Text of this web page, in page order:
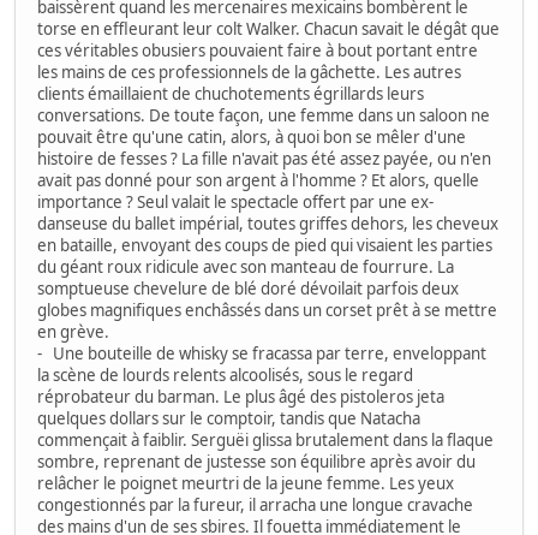
baissèrent quand les mercenaires mexicains bombèrent le
torse en effleurant leur colt Walker. Chacun savait le dégât que
ces véritables obusiers pouvaient faire à bout portant entre
les mains de ces professionnels de la gâchette. Les autres
clients émaillaient de chuchotements égrillards leurs
conversations. De toute façon, une femme dans un saloon ne
pouvait être qu'une catin, alors, à quoi bon se mêler d'une
histoire de fesses ? La fille n'avait pas été assez payée, ou n'en
avait pas donné pour son argent à l'homme ? Et alors, quelle
importance ? Seul valait le spectacle offert par une ex-
danseuse du ballet impérial, toutes griffes dehors, les cheveux
en bataille, envoyant des coups de pied qui visaient les parties
du géant roux ridicule avec son manteau de fourrure. La
somptueuse chevelure de blé doré dévoilait parfois deux
globes magnifiques enchâssés dans un corset prêt à se mettre
en grève.
- Une bouteille de whisky se fracassa par terre, enveloppant
la scène de lourds relents alcoolisés, sous le regard
réprobateur du barman. Le plus âgé des pistoleros jeta
quelques dollars sur le comptoir, tandis que Natacha
commençait à faiblir. Serguëi glissa brutalement dans la flaque
sombre, reprenant de justesse son équilibre après avoir du
relâcher le poignet meurtri de la jeune femme. Les yeux
congestionnés par la fureur, il arracha une longue cravache
des mains d'un de ses sbires. Il fouetta immédiatement le